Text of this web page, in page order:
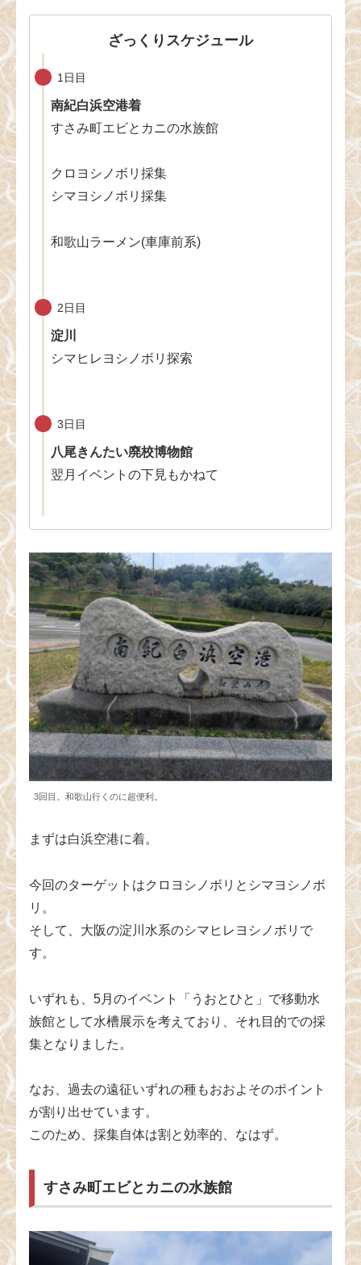
ざっくりスケジュール
1日目
南紀白浜空港着
すさみ町エビとカニの水族館
クロヨシノボリ採集
シマヨシノボリ採集
和歌山ラーメン(車庫前系)
2日目
淀川
シマヒレヨシノボリ探索
3日目
八尾きんたい廃校博物館
翌月イベントの下見もかねて
3回目。和歌山行くのに超便利。
まずは白浜空港に着。
今回のターゲットはクロヨシノボリとシマヨシノボ
リ。
そして、大阪の淀川水系のシマヒレヨシノボリで
す。
いずれも、5月のイベント「うおとひと」で移動水
族館として水槽展示を考えており、それ目的での採
集となりました。
なお、過去の遠征いずれの種もおおよそのポイント
が割り出せています。
このため、採集自体は割と効率的、なはず。
すさみ町エビとカニの水族館